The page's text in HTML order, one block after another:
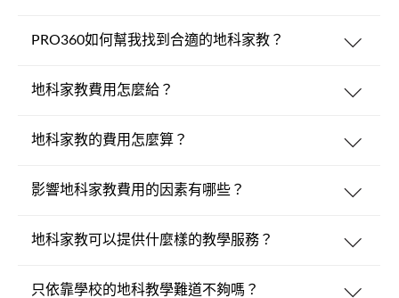
PRO360如何幫我找到合適的地科家教？
地科家教費用怎麼給？
地科家教的費用怎麼算？
影響地科家教費用的因素有哪些？
地科家教可以提供什麼樣的教學服務？
只依靠學校的地科教學難道不夠嗎？